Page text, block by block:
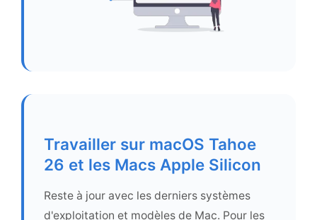
Travailler sur macOS Tahoe
26 et les Macs Apple Silicon
Reste à jour avec les derniers systèmes
d'exploitation et modèles de Mac. Pour les